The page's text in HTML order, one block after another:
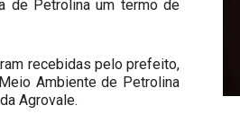
de Petrolina um termo de
recebidas pelo prefeito,
Ambiente de Petrolina
Agrovale.